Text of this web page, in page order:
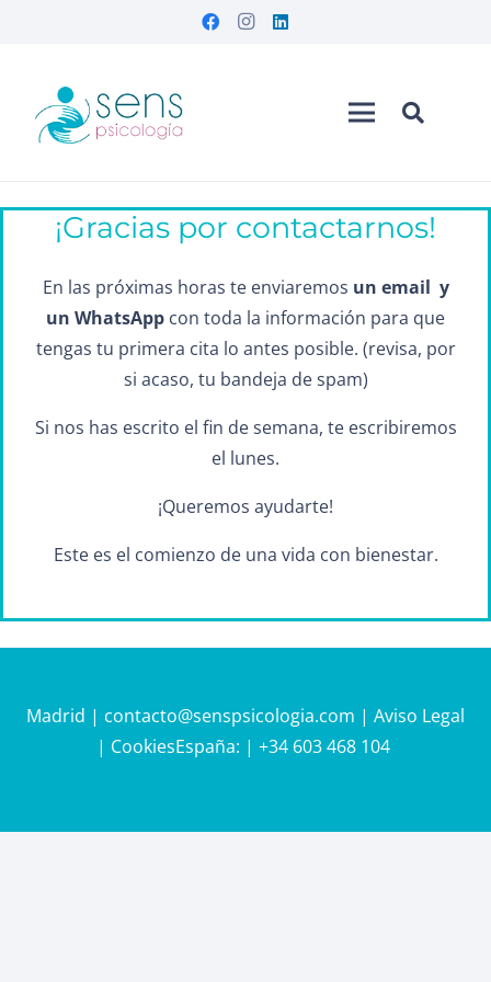
¡Gracias por contactarnos!
En las próximas horas te enviaremos un email y
un WhatsApp con toda la información para que
tengas tu primera cita lo antes posible. (revisa, por
si acaso, tu bandeja de spam)
Si nos has escrito el fin de semana, te escribiremos
el lunes.
¡Queremos ayudarte!
Este es el comienzo de una vida con bienestar.
Madrid | contacto@senspsicologia.com | Aviso Legal
| CookiesEspaña: | +34 603 468 104